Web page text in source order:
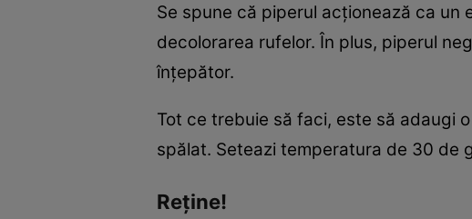
Se spune că piperul acţionează ca
decolorarea rufelor. În plus, piperul
înţepător.
Tot ce trebuie să faci, este să adaugi
spălat. Seteazi temperatura de 30 de
Reţine!